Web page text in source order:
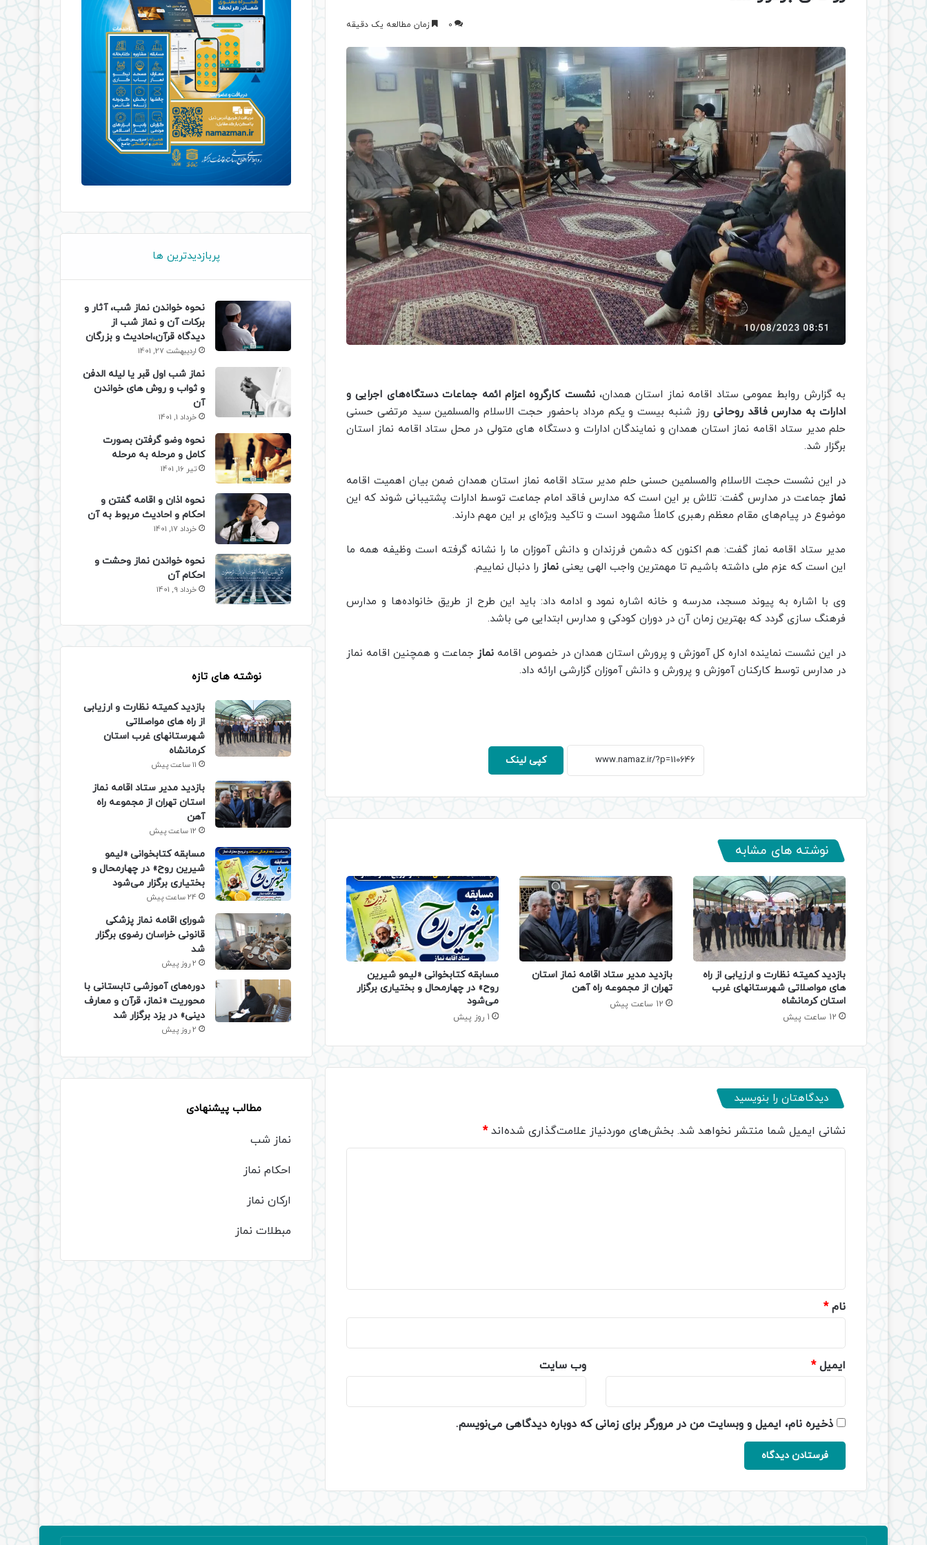
0 زمان مطالعه یک دقیقه
به گزارش روابط عمومی ستاد اقامه نماز استان همدان،نشست کارگروه اعزام ائمه جماعات دستگاه‌های اجرایی و
ادارات به مدارس فاقد روحانی روز شنبه بیست و یکم مرداد باحضور حجت الاسلام والمسلمین سید مرتضی حسنی
حلم مدیر ستاد اقامه نماز استان همدان و نمایندگان ادارات و دستگاه های متولی در محل ستاد اقامه نماز استان
برگزار شد.
در این نشست حجت الاسلام والمسلمین حسنی حلم مدیر ستاد اقامه نماز استان همدان ضمن بیان اهمیت اقامه
نماز جماعت در مدارس گفت: تلاش بر این است که مدارس فاقد امام جماعت توسط ادارات پشتیبانی شوند که این
موضوع در پیام‌های مقام معظم رهبری کاملاً مشهود است و تاکید ویژه‌ای بر این مهم دارند.
مدیر ستاد اقامه نماز گفت: هم اکنون که دشمن فرزندان و دانش آموزان ما را نشانه گرفته است وظیفه همه ما
این است که عزم ملی داشته باشیم تا مهمترین واجب الهی یعنی نماز را دنبال نماییم.
وی با اشاره به پیوند مسجد، مدرسه و خانه اشاره نمود و ادامه داد: باید این طرح از طریق خانواده‌ها و مدارس
فرهنگ سازی گردد که بهترین زمان آن در دوران کودکی و مدارس ابتدایی می باشد.
در این نشست نماینده اداره کل آموزش و پرورش استان همدان در خصوص اقامه نماز جماعت و همچنین اقامه نماز
در مدارس توسط کارکنان آموزش و پرورش و دانش آموزان گزارشی ارائه داد.
کپی لینک
نوشته های مشابه
بازدید کمیته نظارت و ارزیابی از راه
های مواصلاتی شهرستانهای غرب
استان کرمانشاه
12 ساعت پیش
بازدید مدیر ستاد اقامه نماز استان
تهران از مجموعه راه آهن
12 ساعت پیش
مسابقه کتابخوانی «لیمو شیرین
روح» در چهارمحال و بختیاری برگزار
می‌شود
1 روز پیش
دیدگاهتان را بنویسید
نشانی ایمیل شما منتشر نخواهد شد. بخش‌های موردنیاز علامت‌گذاری شده‌اند*
نام*
ایمیل* وب‌ سایت
ذخیره نام، ایمیل و وبسایت من در مرورگر برای زمانی که دوباره دیدگاهی می‌نویسم.
پربازدیدترین ها
نحوه خواندن نماز شب، آثار و
برکات آن و نماز شب از
دیدگاه قرآن،احادیث و بزرگان
اردیبهشت 27, 1401
نماز شب اول قبر یا لیله الدفن
و ثواب و روش های خواندن
آن
خرداد 1, 1401
نحوه وضو گرفتن بصورت
کامل و مرحله به مرحله
تیر 16, 1401
نحوه اذان و اقامه گفتن و
احکام و احادیث مربوط به آن
خرداد 17, 1401
نحوه خواندن نماز وحشت و
احکام آن
خرداد 9, 1401
نوشته های تازه
بازدید کمیته نظارت و ارزیابی
از راه های مواصلاتی
شهرستانهای غرب استان
کرمانشاه
11 ساعت پیش
بازدید مدیر ستاد اقامه نماز
استان تهران از مجموعه راه
آهن
12 ساعت پیش
مسابقه کتابخوانی «لیمو
شیرین روح» در چهارمحال و
بختیاری برگزار می‌شود
24 ساعت پیش
شورای اقامه نماز پزشکی
قانونی خراسان رضوی برگزار
شد
2 روز پیش
دوره‌های آموزشی تابستانی با
محوریت «نماز، قرآن و معارف
دینی» در یزد برگزار شد
2 روز پیش
مطالب پیشنهادی
نماز شب
احکام نماز
ارکان نماز
مبطلات نماز